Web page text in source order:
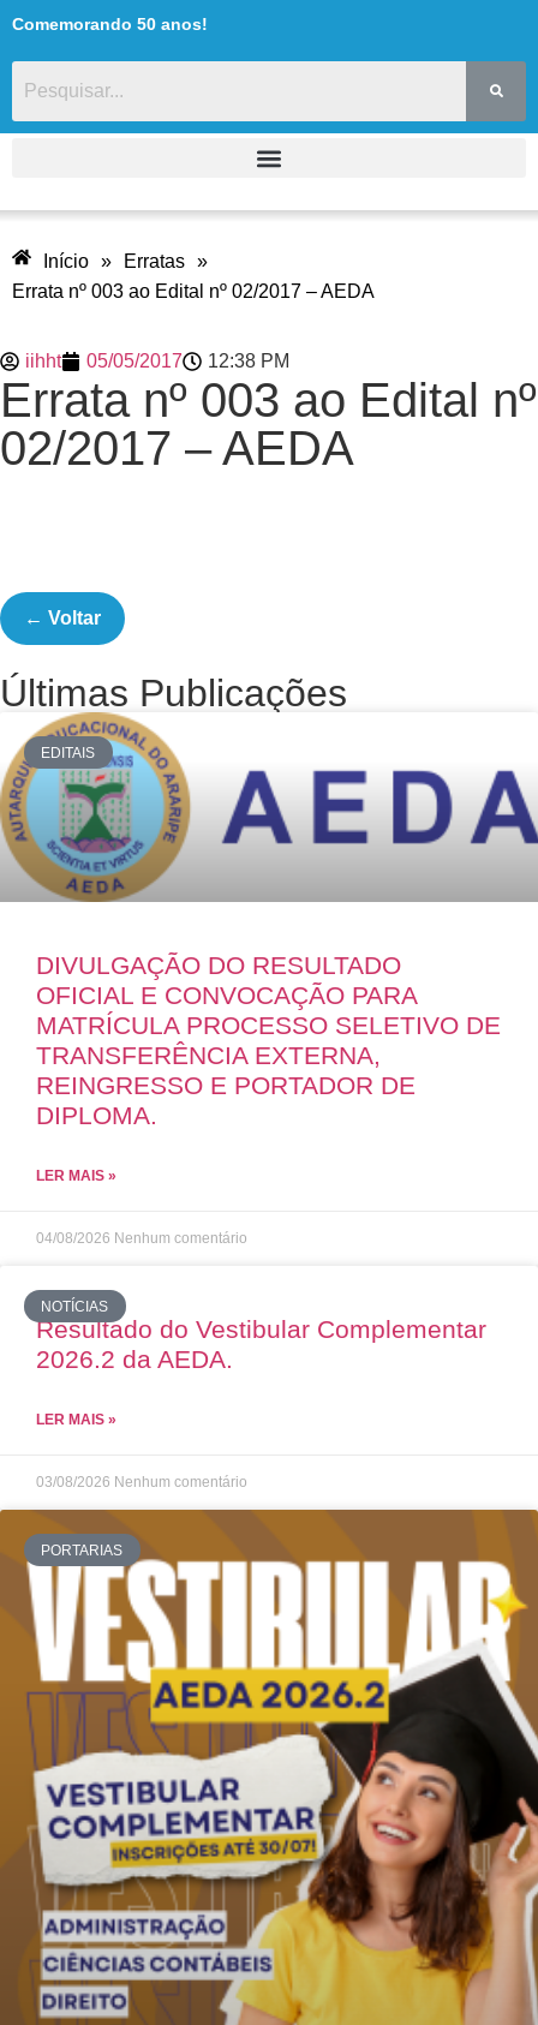
Comemorando 50 anos!
Início » Erratas »
Errata nº 003 ao Edital nº 02/2017 – AEDA
iihht 05/05/2017 12:38 PM
Errata nº 003 ao Edital nº
02/2017 – AEDA
← Voltar
Últimas Publicações
EDITAIS
DIVULGAÇÃO DO RESULTADO
OFICIAL E CONVOCAÇÃO PARA
MATRÍCULA PROCESSO SELETIVO DE
TRANSFERÊNCIA EXTERNA,
REINGRESSO E PORTADOR DE
DIPLOMA.
LER MAIS »
04/08/2026 Nenhum comentário
NOTÍCIAS
Resultado do Vestibular Complementar
2026.2 da AEDA.
LER MAIS »
03/08/2026 Nenhum comentário
PORTARIAS